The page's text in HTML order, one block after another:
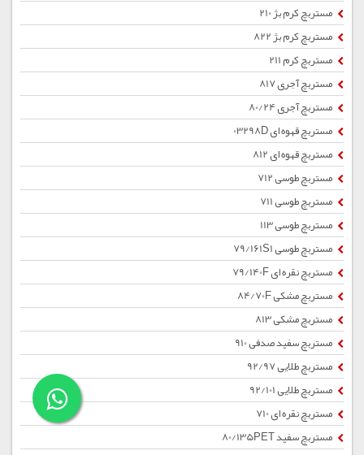
مستربچ کرم بژ 210
مستربچ کرم بژ 822
مستربچ کرم 211
مستربچ آجری 817
مستربچ آجری 80/24
مستربچ قهوه ای 03298D
مستربچ قهوه ای 812
مستربچ طوسی 712
مستربچ طوسی 711
مستربچ طوسی 113
مستربچ طوسی 79/161S1
مستربچ نقره ای 79/140F
مستربچ مشکی 84/70F
مستربچ مشکی 813
مستربچ سفید صدفی 910
مستربچ طلایی 92/97
مستربچ طلایی 92/101
مستربچ نقره ای 710
مستربچ سفید 80/135PET